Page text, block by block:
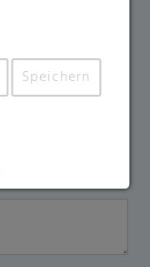
Telefonnummer
Speichern